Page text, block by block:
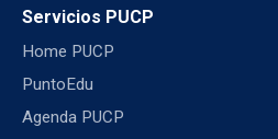
Servicios PUCP
Home PUCP
PuntoEdu
Agenda PUCP